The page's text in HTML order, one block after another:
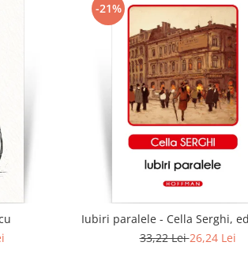
-21%
Iubiri paralele - Cella Serghi,
33,22 Lei26,24 Lei